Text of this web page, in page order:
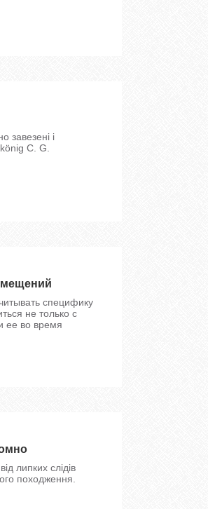
завезені і
C. G.
специфику
не только с
ее во время
липких слідів
походження.